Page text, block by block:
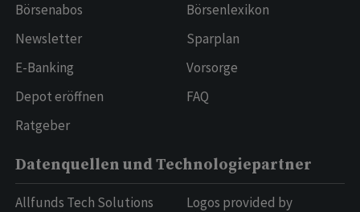
Börsenabos
Newsletter
E-Banking
Depot eröffnen
Ratgeber
Börsenlexikon
Sparplan
Vorsorge
FAQ
Datenquellen und Technologiepartner
Allfunds Tech Solutions
Logos provided by